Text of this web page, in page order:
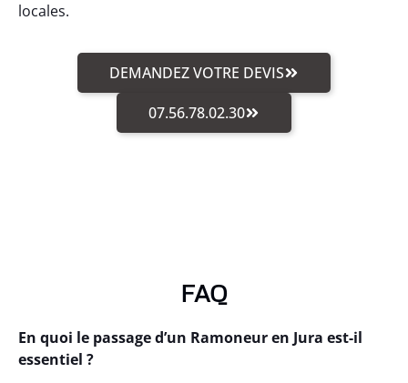
locales.
DEMANDEZ VOTRE DEVIS
07.56.78.02.30
FAQ
En quoi le passage d’un Ramoneur en Jura est-il
essentiel ?